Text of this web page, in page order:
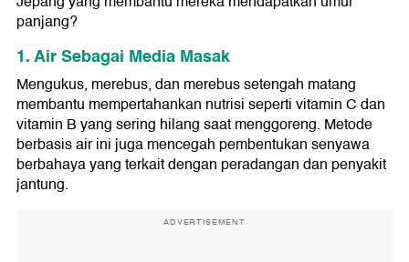
panjang?
1. Air Sebagai Media Masak
Mengukus, merebus, dan merebus setengah matang
membantu mempertahankan nutrisi seperti vitamin C dan
vitamin B yang sering hilang saat menggoreng. Metode
berbasis air ini juga mencegah pembentukan senyawa
berbahaya yang terkait dengan peradangan dan penyakit
jantung.
ADVERTISEMENT